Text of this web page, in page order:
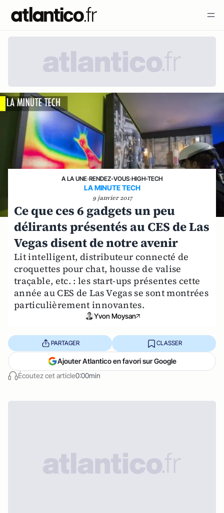
A LA UNE›RENDEZ-VOUS›HIGH-TECH
LA MINUTE TECH
9 janvier 2017
Ce que ces 6 gadgets un peu
délirants présentés au CES de Las
Vegas disent de notre avenir
Lit intelligent, distributeur connecté de
croquettes pour chat, housse de valise
traçable, etc. : les start-ups présentes cette
année au CES de Las Vegas se sont montrées
particulièrement innovantes.
Yvon Moysan
Écoutez cet article0:00min
PARTAGER CLASSER
Ajouter Atlantico en favori sur Google